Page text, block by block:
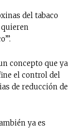
del tabaco
concepto que ya
el control del
de reducción de
ya es